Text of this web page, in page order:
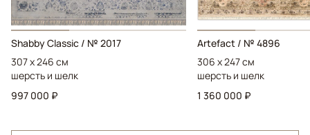
Shabby Classic / № 2017
307 x 246 см
шерсть и шелк
997 000 ₽
Artefact / № 4896
306 x 247 см
шерсть и шелк
1 360 000 ₽